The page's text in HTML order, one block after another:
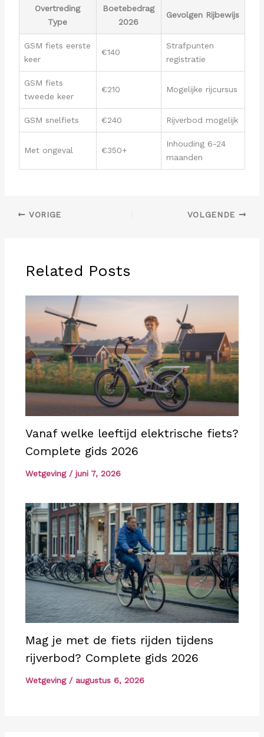
Overtreding
Type
Boetebedrag
2026
Gevolgen Rijbewijs
GSM fiets eerste
keer
€140
Strafpunten
registratie
GSM fiets
tweede keer
€210 Mogelijke rijcursus
GSM snelfiets €240 Rijverbod mogelijk
Met ongeval €350+
Inhouding 6-24
maanden
VORIGE VOLGENDE
Related Posts
Vanaf welke leeftijd elektrische fiets?
Complete gids 2026
Wetgeving/ juni 7, 2026
Mag je met de fiets rijden tijdens
rijverbod? Complete gids 2026
Wetgeving/ augustus 6, 2026